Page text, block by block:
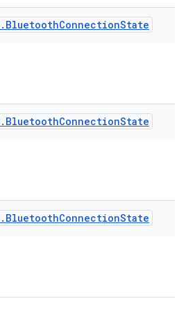
. BluetoothConnectionState
. BluetoothConnectionState
. BluetoothConnectionState